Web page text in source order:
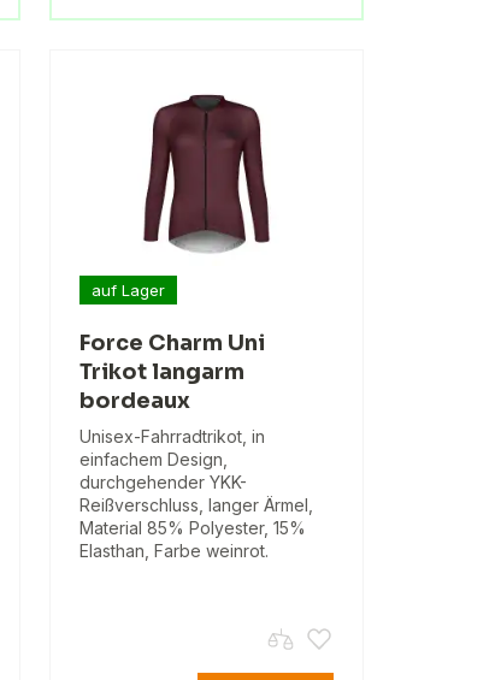
auf Lager
Force Charm Uni
Trikot langarm
bordeaux
Unisex-Fahrradtrikot, in
einfachem Design,
durchgehender YKK-
Reißverschluss, langer Ärmel,
Material 85% Polyester, 15%
Elasthan, Farbe weinrot.